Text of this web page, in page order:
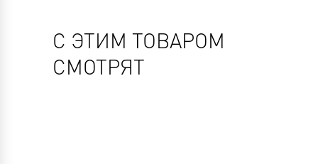
С ЭТИМ ТОВАРОМ
СМОТРЯТ